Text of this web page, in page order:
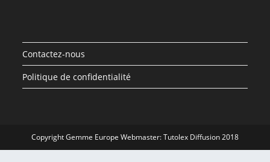
Contactez-nous
Politique de confidentialité
Copyright Gemme Europe Webmaster: Tutolex Diffusion 2018